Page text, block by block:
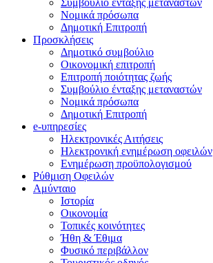
Συμβούλιο ένταξης μεταναστών
Νομικά πρόσωπα
Δημοτική Επιτροπή
Προσκλήσεις
Δημοτικό συμβούλιο
Οικονομική επιτροπή
Επιτροπή ποιότητας ζωής
Συμβούλιο ένταξης μεταναστών
Νομικά πρόσωπα
Δημοτική Επιτροπή
e-υπηρεσίες
Ηλεκτρονικές Αιτήσεις
Ηλεκτρονική ενημέρωση οφειλών
Ενημέρωση προϋπολογισμού
Ρύθμιση Οφειλών
Αμύνταιο
Ιστορία
Οικονομία
Τοπικές κοινότητες
Ήθη & Έθιμα
Φυσικό περιβάλλον